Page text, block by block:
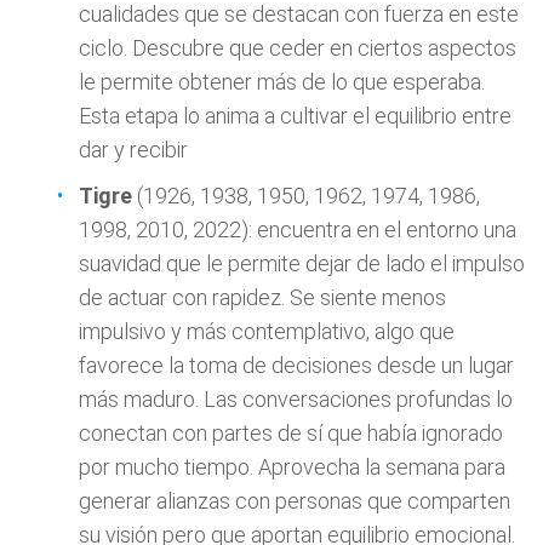
cualidades que se destacan con fuerza en este
ciclo. Descubre que ceder en ciertos aspectos
le permite obtener más de lo que esperaba.
Esta etapa lo anima a cultivar el equilibrio entre
dar y recibir
Tigre (1926, 1938, 1950, 1962, 1974, 1986,
1998, 2010, 2022): encuentra en el entorno una
suavidad que le permite dejar de lado el impulso
de actuar con rapidez. Se siente menos
impulsivo y más contemplativo, algo que
favorece la toma de decisiones desde un lugar
más maduro. Las conversaciones profundas lo
conectan con partes de sí que había ignorado
por mucho tiempo. Aprovecha la semana para
generar alianzas con personas que comparten
su visión pero que aportan equilibrio emocional.